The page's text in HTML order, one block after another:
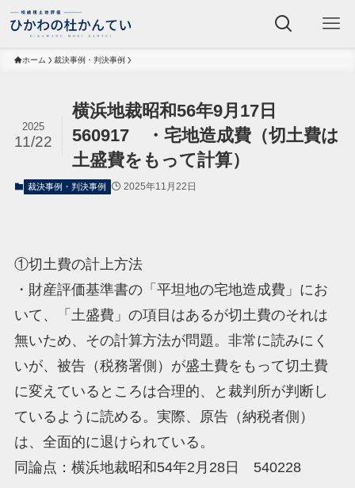
ホーム 裁決事例・判決事例
横浜地裁昭和56年9月17日
560917 ・宅地造成費（切土費は
土盛費をもって計算）
2025
11/22
裁決事例・判決事例 2025年11月22日
①切土費の計上方法
・財産評価基準書の「平坦地の宅地造成費」にお
いて、「土盛費」の項目はあるが切土費のそれは
無いため、その計算方法が問題。非常に読みにく
いが、被告（税務署側）が盛土費をもって切土費
に変えているところは合理的、と裁判所が判断し
ているように読める。実際、原告（納税者側）
は、全面的に退けられている。
同論点：横浜地裁昭和54年2月28日 540228